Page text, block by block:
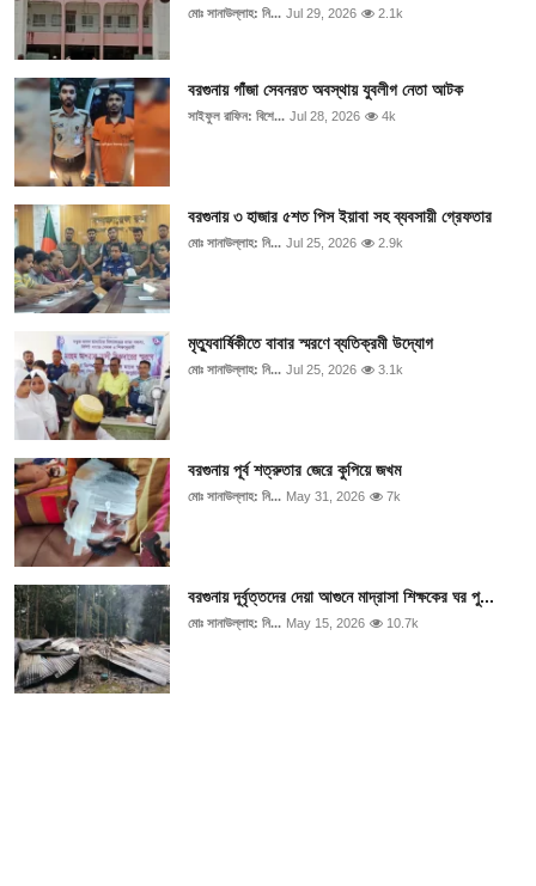
মোঃ সানাউল্লাহ: নি... Jul 29, 2026 2.1k
বরগুনায় গাঁজা সেবনরত অবস্থায় যুবলীগ নেতা আটক
সাইফুল রাফিন: বিশে... Jul 28, 2026 4k
বরগুনায় ৩ হাজার ৫শত পিস ইয়াবা সহ ব্যবসায়ী গ্রেফতার
মোঃ সানাউল্লাহ: নি... Jul 25, 2026 2.9k
মৃত্যুবার্ষিকীতে বাবার স্মরণে ব্যতিক্রমী উদ্যোগ
মোঃ সানাউল্লাহ: নি... Jul 25, 2026 3.1k
বরগুনায় পূর্ব শত্রুতার জেরে কুপিয়ে জখম
মোঃ সানাউল্লাহ: নি... May 31, 2026 7k
বরগুনায় দূর্বৃত্তদের দেয়া আগুনে মাদ্রাসা শিক্ষকের ঘর পু...
মোঃ সানাউল্লাহ: নি... May 15, 2026 10.7k